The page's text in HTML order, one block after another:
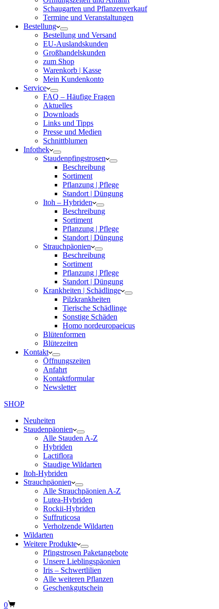
Schaugarten und Pflanzenverkauf
Termine und Veranstaltungen
Bestellung
Bestellung und Versand
EU-Auslandskunden
Großhandelskunden
zum Shop
Warenkorb | Kasse
Mein Kundenkonto
Service
FAQ – Häufige Fragen
Aktuelles
Downloads
Links und Tipps
Presse und Medien
Schnittblumen
Infothek
Staudenpfingstrosen
Beschreibung
Sortiment
Pflanzung | Pflege
Standort | Düngung
Itoh – Hybriden
Beschreibung
Sortiment
Pflanzung | Pflege
Standort | Düngung
Strauchpäonien
Beschreibung
Sortiment
Pflanzung | Pflege
Standort | Düngung
Krankheiten | Schädlinge
Pilzkrankheiten
Tierische Schädlinge
Sonstige Schäden
Homo nordeuropaeicus
Blütenformen
Blütezeiten
Kontakt
Öffnungszeiten
Anfahrt
Kontaktformular
Newsletter
SHOP
Neuheiten
Staudenpäonien
Alle Stauden A-Z
Hybriden
Lactiflora
Staudige Wildarten
Itoh-Hybriden
Strauchpäonien
Alle Strauchpäonien A-Z
Lutea-Hybriden
Rockii-Hybriden
Suffruticosa
Verholzende Wildarten
Wildarten
Weitere Produkte
Pfingstrosen Paketangebote
Unsere Lieblingspäonien
Iris – Schwertlilien
Alle weiteren Pflanzen
Geschenkgutschein
Warenkorb
0